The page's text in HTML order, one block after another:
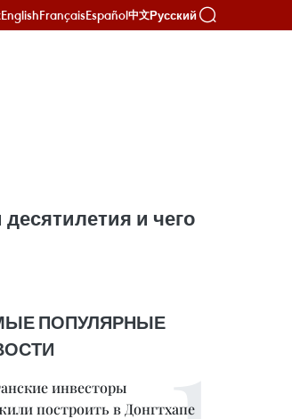
EnglishFrançaisEspañol中文Русский
десятилетия и чего
ПОПУЛЯРНЫЕ
инвесторы
построить в Донгтхапе